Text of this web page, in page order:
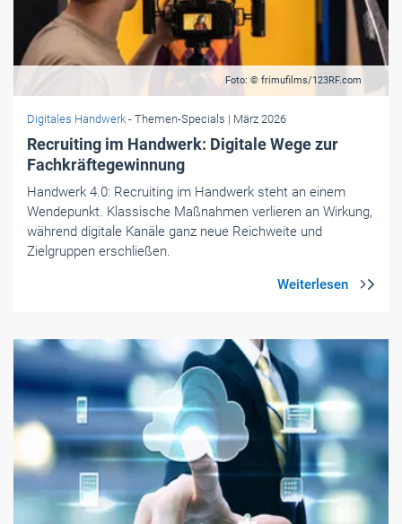
Foto: © frimufilms/123RF.com
Digitales Handwerk - Themen-Specials | März 2026
Recruiting im Handwerk: Digitale Wege zur
Fachkräftegewinnung
Handwerk 4.0: Recruiting im Handwerk steht an einem
Wendepunkt. Klassische Maßnahmen verlieren an Wirkung,
während digitale Kanäle ganz neue Reichweite und
Zielgruppen erschließen.